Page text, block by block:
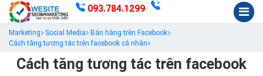
093.784.1299
Marketing Social Media
Bán hàng trên Facebook
Cách tăng tương tác trên facebook cá nhân
Cách tăng tương tác trên facebook